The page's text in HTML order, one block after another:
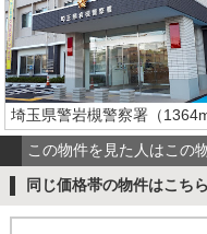
埼玉県警岩槻警察署（1364m
この物件を見た人はこの
同じ価格帯の物件はこちら